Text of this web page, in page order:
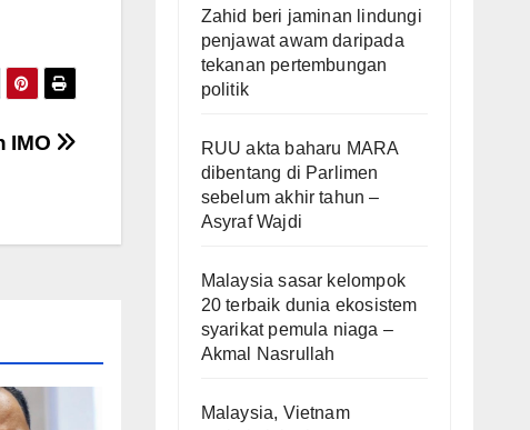
IMO
Zahid beri jaminan lindungi
penjawat awam daripada
tekanan pertembungan
politik
RUU akta baharu MARA
dibentang di Parlimen
sebelum akhir tahun –
Asyraf Wajdi
Malaysia sasar kelompok
20 terbaik dunia ekosistem
syarikat pemula niaga –
Akmal Nasrullah
Malaysia, Vietnam